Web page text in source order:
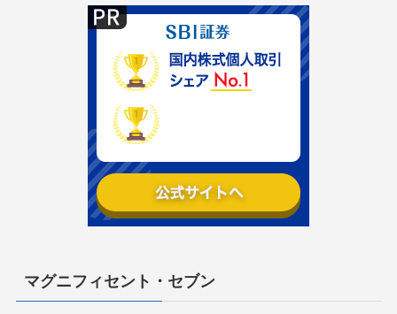
マグニフィセント・セブン